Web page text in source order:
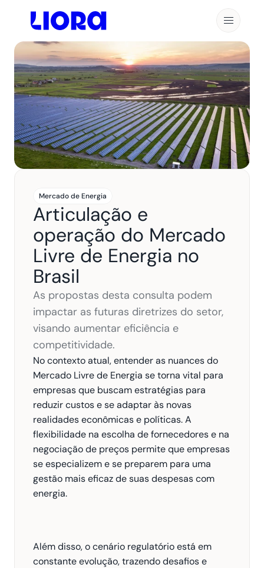
Mercado de Energia
Articulação e
operação do Mercado
Livre de Energia no
Brasil
As propostas desta consulta podem
impactar as futuras diretrizes do setor,
visando aumentar eficiência e
competitividade.
No contexto atual, entender as nuances do
Mercado Livre de Energia se torna vital para
empresas que buscam estratégias para
reduzir custos e se adaptar às novas
realidades econômicas e políticas. A
flexibilidade na escolha de fornecedores e na
negociação de preços permite que empresas
se especializem e se preparem para uma
gestão mais eficaz de suas despesas com
energia.
Além disso, o cenário regulatório está em
constante evolução, trazendo desafios e